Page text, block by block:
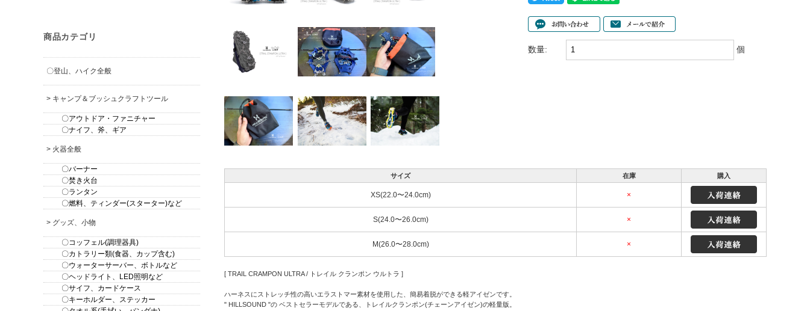
数量: 個
サイズ 在庫 購入
XS(22.0〜24.0cm) ×
S(24.0〜26.0cm) ×
M(26.0〜28.0cm) ×
[ TRAIL CRAMPON ULTRA / トレイル クランポン ウルトラ ]
ハーネスにストレッチ性の高いエラストマー素材を使用した、簡易着脱ができる軽アイゼンです。
" HILLSOUND "の ベストセラーモデルである、トレイルクランポン(チェーンアイゼン)の軽量版。
商品カテゴリ
〇登山、ハイク全般
> キャンプ＆ブッシュクラフトツール
〇アウトドア・ファニチャー
〇ナイフ、斧、ギア
> 火器全般
〇バーナー
〇焚き火台
〇ランタン
〇燃料、ティンダー(スターター)など
> グッズ、小物
〇コッフェル(調理器具)
〇カトラリー類(食器、カップ含む)
〇ウォーターサーバー、ボトルなど
〇ヘッドライト、LED照明など
〇サイフ、カードケース
〇キーホルダー、ステッカー